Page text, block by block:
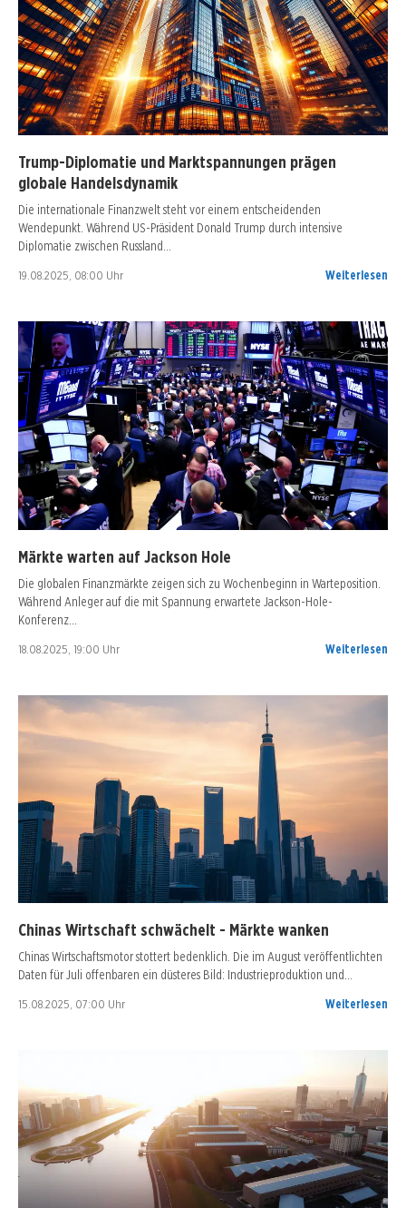
Trump-Diplomatie und Marktspannungen prägen
globale Handelsdynamik
Die internationale Finanzwelt steht vor einem entscheidenden
Wendepunkt. Während US-Präsident Donald Trump durch intensive
Diplomatie zwischen Russland…
19.08.2025, 08:00 Uhr Weiterlesen
Märkte warten auf Jackson Hole
Die globalen Finanzmärkte zeigen sich zu Wochenbeginn in Warteposition.
Während Anleger auf die mit Spannung erwartete Jackson-Hole-
Konferenz…
18.08.2025, 19:00 Uhr Weiterlesen
Chinas Wirtschaft schwächelt - Märkte wanken
Chinas Wirtschaftsmotor stottert bedenklich. Die im August veröffentlichten
Daten für Juli offenbaren ein düsteres Bild: Industrieproduktion und…
15.08.2025, 07:00 Uhr Weiterlesen